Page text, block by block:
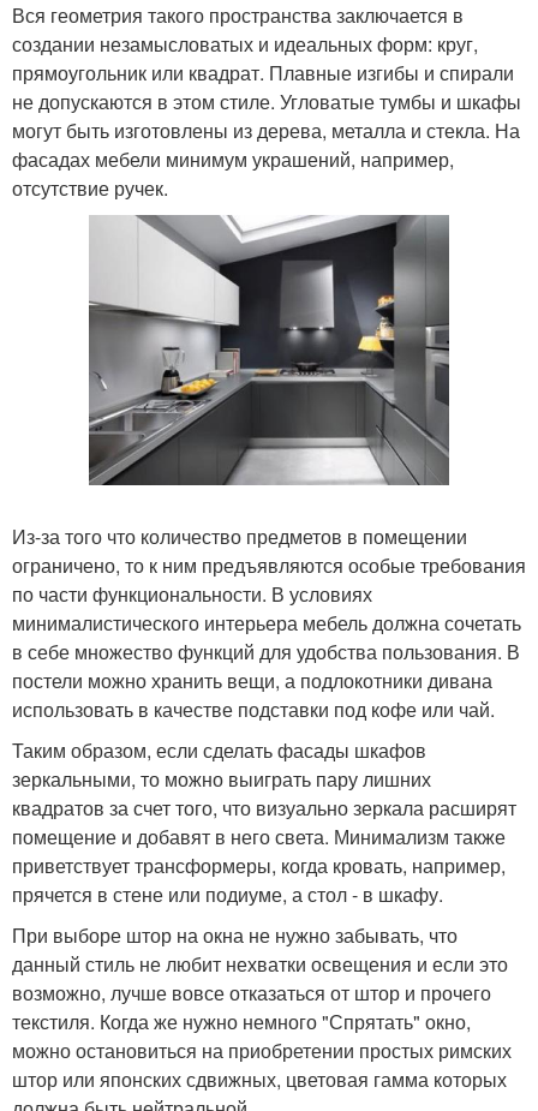
Вся геометрия такого пространства заключается в
создании незамысловатых и идеальных форм: круг,
прямоугольник или квадрат. Плавные изгибы и спирали
не допускаются в этом стиле. Угловатые тумбы и шкафы
могут быть изготовлены из дерева, металла и стекла. На
фасадах мебели минимум украшений, например,
отсутствие ручек.
Из-за того что количество предметов в помещении
ограничено, то к ним предъявляются особые требования
по части функциональности. В условиях
минималистического интерьера мебель должна сочетать
в себе множество функций для удобства пользования. В
постели можно хранить вещи, а подлокотники дивана
использовать в качестве подставки под кофе или чай.
Таким образом, если сделать фасады шкафов
зеркальными, то можно выиграть пару лишних
квадратов за счет того, что визуально зеркала расширят
помещение и добавят в него света. Минимализм также
приветствует трансформеры, когда кровать, например,
прячется в стене или подиуме, а стол - в шкафу.
При выборе штор на окна не нужно забывать, что
данный стиль не любит нехватки освещения и если это
возможно, лучше вовсе отказаться от штор и прочего
текстиля. Когда же нужно немного "Спрятать" окно,
можно остановиться на приобретении простых римских
штор или японских сдвижных, цветовая гамма которых